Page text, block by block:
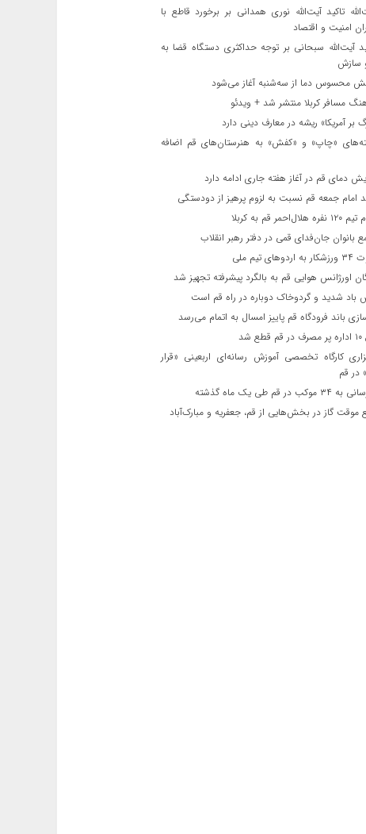
تاکید آیت‌الله نوری همدانی بر برخورد قاطع با
امنیت و اقتصاد
آیت‌الله‌ سبحانی بر توجه حداکثری دستگاه قضا به
سازش
محسوس دما از سه‌شنبه آغاز می‌شود
مسافر کربلا منتشر شد + ویدئو
بر آمریکا» ریشه در معارف دینی دارد
«چاپ» و «کفش» به هنرستان‌های قم اضافه
دمای قم در آغاز هفته جاری ادامه دارد
امام جمعه قم نسبت به لزوم پرهیز از دودستگی
هلال‌احمر قم به کربلا
بانوان جان‌فدای قمی در دفتر رهبر انقلاب
تیم ملی
اورژانس هوایی قم به بالگرد پیشرفته تجهیز شد
باد شدید و گردوخاک دوباره در راه قم است
باند فرودگاه قم پاییز امسال به اتمام می‌رسد
کارگاه تخصصی آموزش رسانه‌ای اربعینی «قرار
در قم
موکب در قم طی یک ماه گذشته
موقت گاز در بخش‌هایی از قم، جعفریه و مبارک‌آباد